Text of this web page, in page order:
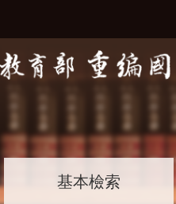
基本檢索